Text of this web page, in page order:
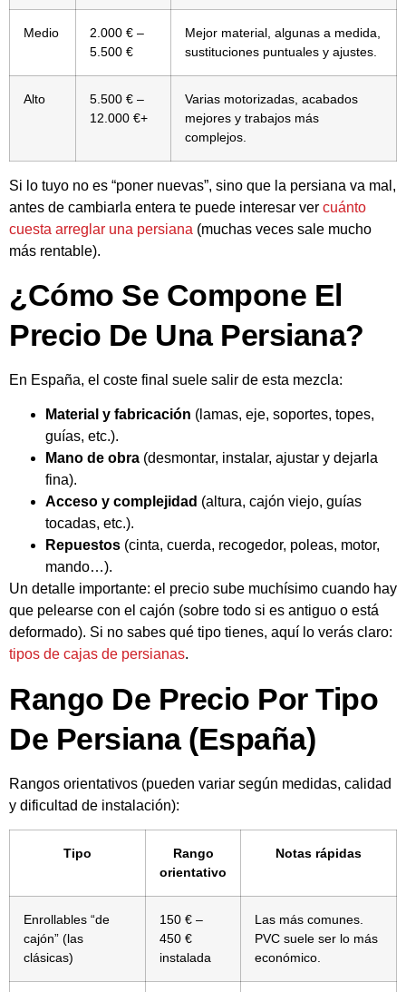
Medio
2.000 € –
5.500 €
Mejor material, algunas a medida,
sustituciones puntuales y ajustes.
Alto
5.500 € –
12.000 €+
Varias motorizadas, acabados
mejores y trabajos más
complejos.
Si lo tuyo no es “poner nuevas”, sino que la persiana va mal,
antes de cambiarla entera te puede interesar ver cuánto
cuesta arreglar una persiana (muchas veces sale mucho
más rentable).
¿Cómo Se Compone El
Precio De Una Persiana?
En España, el coste final suele salir de esta mezcla:
Material y fabricación (lamas, eje, soportes, topes,
guías, etc.).
Mano de obra (desmontar, instalar, ajustar y dejarla
fina).
Acceso y complejidad (altura, cajón viejo, guías
tocadas, etc.).
Repuestos (cinta, cuerda, recogedor, poleas, motor,
mando…).
Un detalle importante: el precio sube muchísimo cuando hay
que pelearse con el cajón (sobre todo si es antiguo o está
deformado). Si no sabes qué tipo tienes, aquí lo verás claro:
tipos de cajas de persianas.
Rango De Precio Por Tipo
De Persiana (España)
Rangos orientativos (pueden variar según medidas, calidad
y dificultad de instalación):
Tipo
Rango
orientativo
Notas rápidas
Enrollables “de
cajón” (las
clásicas)
150 € –
450 €
instalada
Las más comunes.
PVC suele ser lo más
económico.